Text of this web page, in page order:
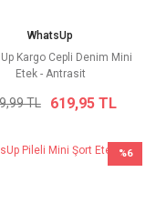
WhatsUp
Kargo Cepli Denim Mini
Etek - Antrasit
TL 619,95 TL
%6